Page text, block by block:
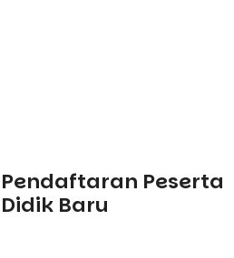
Pendaftaran Peserta
Didik Baru